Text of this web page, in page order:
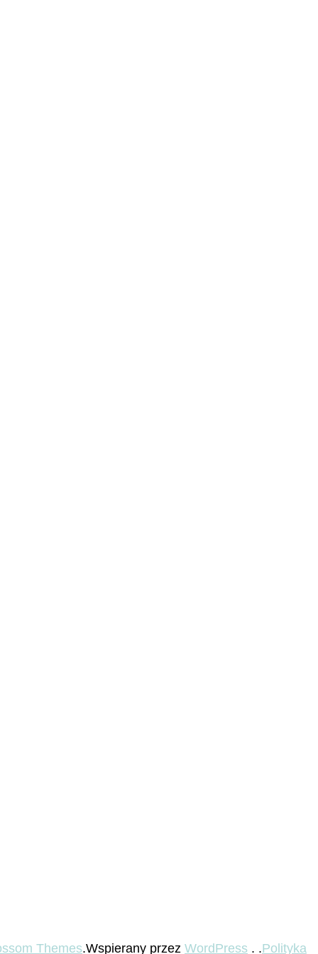
Themes.Wspierany przez WordPress . .Polityka